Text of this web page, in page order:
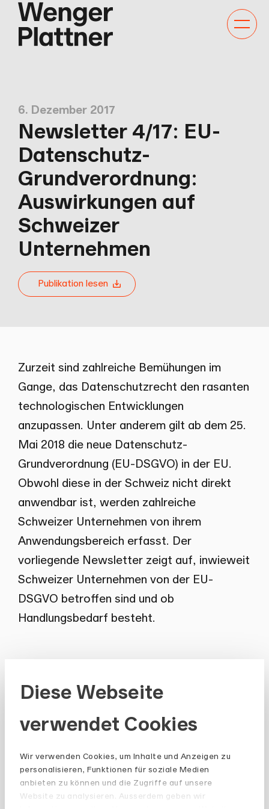
Diese Webseite
verwendet Cookies
Wir verwenden Cookies, um Inhalte und Anzeigen zu
personalisieren, Funktionen für soziale Medien
anbieten zu können und die Zugriffe auf unsere
Website zu analysieren. Ausserdem geben wir
6. Dezember 2017
Newsletter 4/17: EU-
Datenschutz-
Grundverordnung:
Auswirkungen auf
Schweizer
Unternehmen
Publikation lesen
Zurzeit sind zahlreiche Bemühungen im
Gange, das Datenschutzrecht den rasanten
technologischen Entwicklungen
anzupassen. Unter anderem gilt ab dem 25.
Mai 2018 die neue Datenschutz-
Grundverordnung (EU-DSGVO) in der EU.
Obwohl diese in der Schweiz nicht direkt
anwendbar ist, werden zahlreiche
Schweizer Unternehmen von ihrem
Anwendungsbereich erfasst. Der
vorliegende Newsletter zeigt auf, inwieweit
Schweizer Unternehmen von der EU-
DSGVO betroffen sind und ob
Handlungsbedarf besteht.
Oliver Künzler